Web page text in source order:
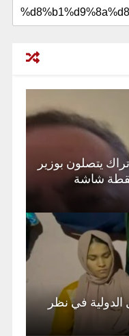
يتصلون بوزير
لقطة شاشة
الدولية في نظر